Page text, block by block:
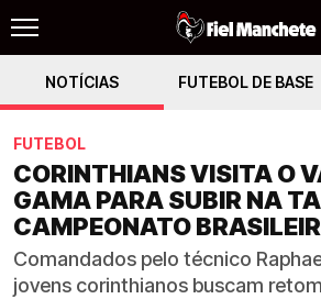
NOTÍCIAS FUTEBOL DE BASE
FUTEBOL
CORINTHIANS VISITA O
GAMA PARA SUBIR NA
CAMPEONATO
Comandados pelo técnico
jovens corinthianos buscam